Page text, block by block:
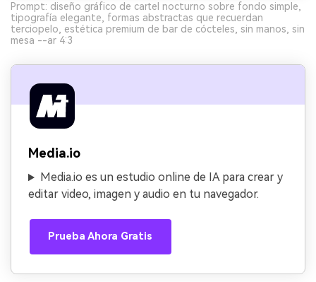
Prompt: diseño gráfico de cartel nocturno sobre fondo simple,
tipografía elegante, formas abstractas que recuerdan
terciopelo, estética premium de bar de cócteles, sin manos, sin
mesa --ar 4:3
Media.io
Media.io es un estudio online de IA para crear y
editar video, imagen y audio en tu navegador.
Prueba Ahora Gratis